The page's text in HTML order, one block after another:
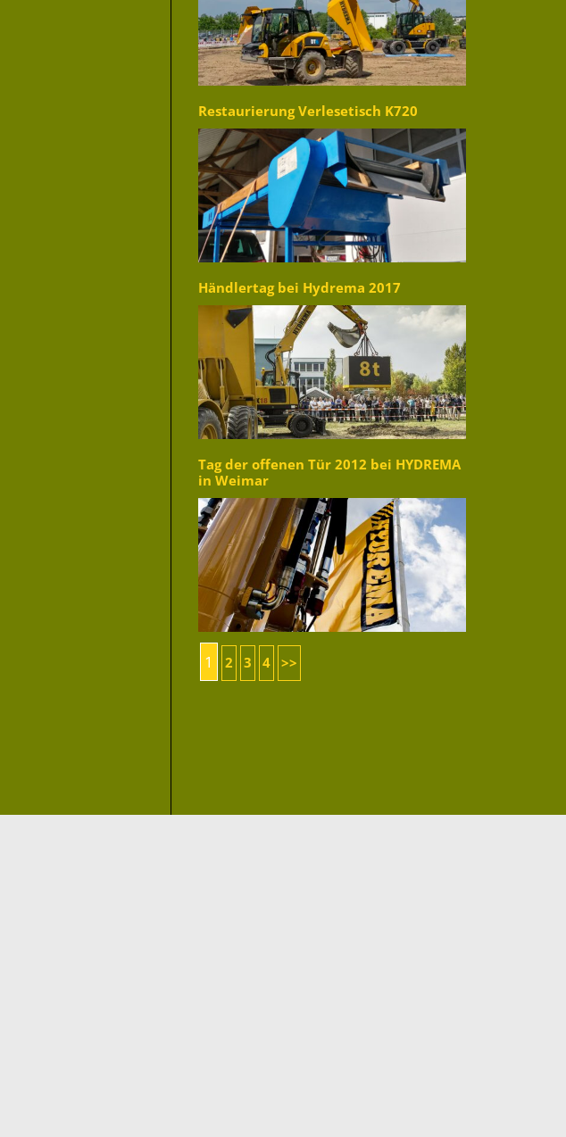
Restaurierung Verlesetisch K720
Händlertag bei Hydrema 2017
Tag der offenen Tür 2012 bei HYDREMA
in Weimar
1 2 3 4 >>